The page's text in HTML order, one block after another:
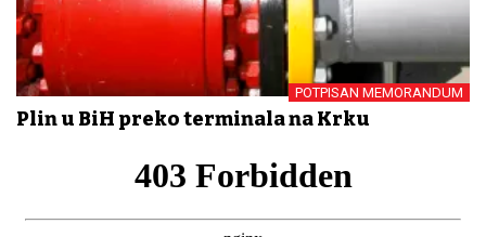
POTPISAN MEMORANDUM
Plin u BiH preko terminala na Krku